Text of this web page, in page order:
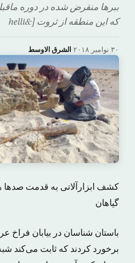
ببرها منقرض شده در دوره
که این منطقه از ثروت [&helli
الشرق الاوسط· ۳۰ نوامبر ۲۰۱۸
کشف ابزارآلاتی به قدمت
گیاهان
باستان شناسان در بیابان فراخ
برخورد کردند که ثابت می‌کند